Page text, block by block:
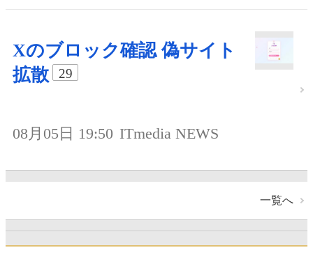
Xのブロック確認 偽サイト
拡散
29
08月05日 19:50 ITmedia NEWS
一覧へ